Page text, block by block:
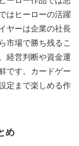
はヒーローの活躍
ヤーは企業の社長
市場で勝ち残るこ
経営判断や資金運
です。カードゲー
定まで楽しめる作
め